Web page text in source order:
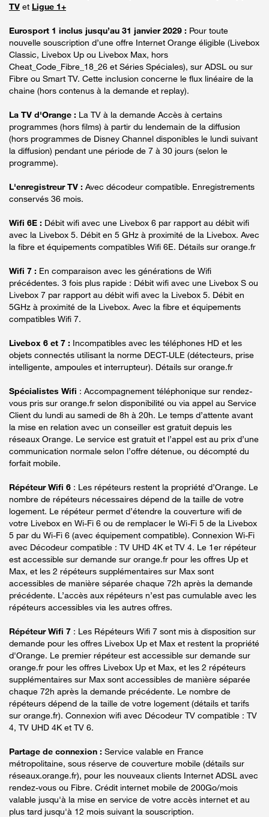
TV et Ligue 1+
Eurosport 1 inclus jusqu’au 31 janvier 2029 : Pour toute
nouvelle souscription d’une offre Internet Orange éligible (Livebox
Classic, Livebox Up ou Livebox Max, hors
Cheat_Code_Fibre_18_26 et Séries Spéciales), sur ADSL ou sur
Fibre ou Smart TV. Cette inclusion concerne le flux linéaire de la
chaine (hors contenus à la demande et replay).
La TV d'Orange : La TV à la demande Accès à certains
programmes (hors films) à partir du lendemain de la diffusion
(hors programmes de Disney Channel disponibles le lundi suivant
la diffusion) pendant une période de 7 à 30 jours (selon le
programme).
L'enregistreur TV : Avec décodeur compatible. Enregistrements
conservés 36 mois.
Wifi 6E : Débit wifi avec une Livebox 6 par rapport au débit wifi
avec la Livebox 5. Débit en 5 GHz à proximité de la Livebox. Avec
la fibre et équipements compatibles Wifi 6E. Détails sur orange.fr
Wifi 7 : En comparaison avec les générations de Wifi
précédentes. 3 fois plus rapide : Débit wifi avec une Livebox S ou
Livebox 7 par rapport au débit wifi avec la Livebox 5. Débit en
5GHz à proximité de la Livebox. Avec la fibre et équipements
compatibles Wifi 7.
Livebox 6 et 7 : Incompatibles avec les téléphones HD et les
objets connectés utilisant la norme DECT-ULE (détecteurs, prise
intelligente, ampoules et interrupteur). Détails sur orange.fr
Spécialistes Wifi : Accompagnement téléphonique sur rendez-
vous pris sur orange.fr selon disponibilité ou via appel au Service
Client du lundi au samedi de 8h à 20h. Le temps d’attente avant
la mise en relation avec un conseiller est gratuit depuis les
réseaux Orange. Le service est gratuit et l’appel est au prix d’une
communication normale selon l’offre détenue, ou décompté du
forfait mobile.
Répéteur Wifi 6 : Les répéteurs restent la propriété d’Orange. Le
nombre de répéteurs nécessaires dépend de la taille de votre
logement. Le répéteur permet d’étendre la couverture wifi de
votre Livebox en Wi-Fi 6 ou de remplacer le Wi-Fi 5 de la Livebox
5 par du Wi-Fi 6 (avec équipement compatible). Connexion Wi-Fi
avec Décodeur compatible : TV UHD 4K et TV 4. Le 1er répéteur
est accessible sur demande sur orange.fr pour les offres Up et
Max, et les 2 répéteurs supplémentaires sur Max sont
accessibles de manière séparée chaque 72h après la demande
précédente. L’accès aux répéteurs n’est pas cumulable avec les
répéteurs accessibles via les autres offres.
Répéteur Wifi 7 : Les Répéteurs Wifi 7 sont mis à disposition sur
demande pour les offres Livebox Up et Max et restent la propriété
d'Orange. Le premier répéteur est accessible sur demande sur
orange.fr pour les offres Livebox Up et Max, et les 2 répéteurs
supplémentaires sur Max sont accessibles de manière séparée
chaque 72h après la demande précédente. Le nombre de
répéteurs dépend de la taille de votre logement (détails et tarifs
sur orange.fr). Connexion wifi avec Décodeur TV compatible : TV
4, TV UHD 4K et TV 6.
Partage de connexion : Service valable en France
métropolitaine, sous réserve de couverture mobile (détails sur
réseaux.orange.fr), pour les nouveaux clients Internet ADSL avec
rendez-vous ou Fibre. Crédit internet mobile de 200Go/mois
valable jusqu'à la mise en service de votre accès internet et au
plus tard jusqu'à 12 mois suivant la souscription.